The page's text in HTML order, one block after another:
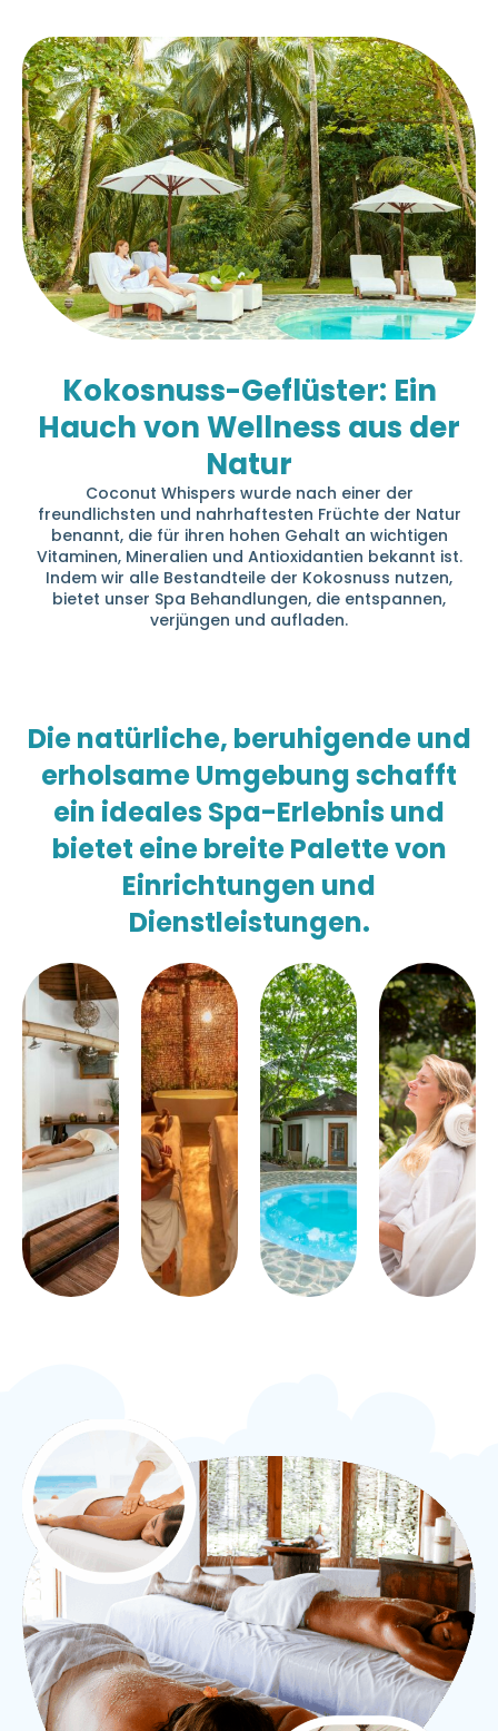
Kokosnuss-Geflüster: Ein
Hauch von Wellness aus der
Natur
Coconut Whispers wurde nach einer der
freundlichsten und nahrhaftesten Früchte der Natur
benannt, die für ihren hohen Gehalt an wichtigen
Vitaminen, Mineralien und Antioxidantien bekannt ist.
Indem wir alle Bestandteile der Kokosnuss nutzen,
bietet unser Spa Behandlungen, die entspannen,
verjüngen und aufladen.
Die natürliche, beruhigende und
erholsame Umgebung schafft
ein ideales Spa-Erlebnis und
bietet eine breite Palette von
Einrichtungen und
Dienstleistungen.